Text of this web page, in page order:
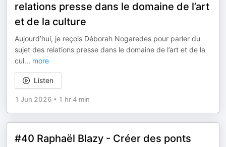
relations presse dans le domaine de l’art
et de la culture
Aujourd’hui, je reçois Déborah Nogaredes pour parler du
sujet des relations presse dans le domaine de l’art et de la
cul... more
Listen
1 Jun 2026 • 1 hr 4 min
#40 Raphaël Blazy - Créer des ponts